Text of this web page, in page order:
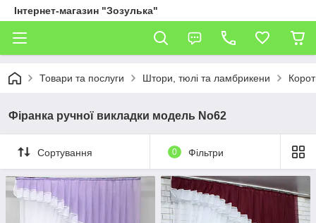
Інтернет-магазин "Зозулька"
Товари та послуги Штори, тюлі та ламбрикени
Фіранка ручної викладки модель No62
Сортування 0 Фільтри